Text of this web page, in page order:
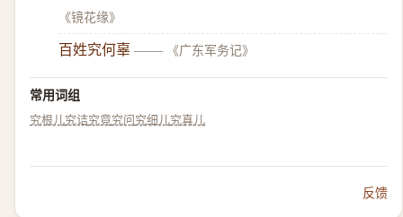
《镜花缘》
百姓究何辜 —— 《广东军务记》
常用词组
究根儿究诘究竟究问究细儿究真儿
反馈